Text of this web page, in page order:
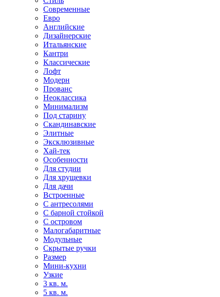
Современные
Евро
Английские
Дизайнерские
Итальянские
Кантри
Классические
Лофт
Модерн
Прованс
Неоклассика
Минимализм
Под старину
Скандинавские
Элитные
Эксклюзивные
Хай-тек
Особенности
Для студии
Для хрущевки
Для дачи
Встроенные
С антресолями
С барной стойкой
С островом
Малогабаритные
Модульные
Скрытые ручки
Размер
Мини-кухни
Узкие
3 кв. м.
5 кв. м.